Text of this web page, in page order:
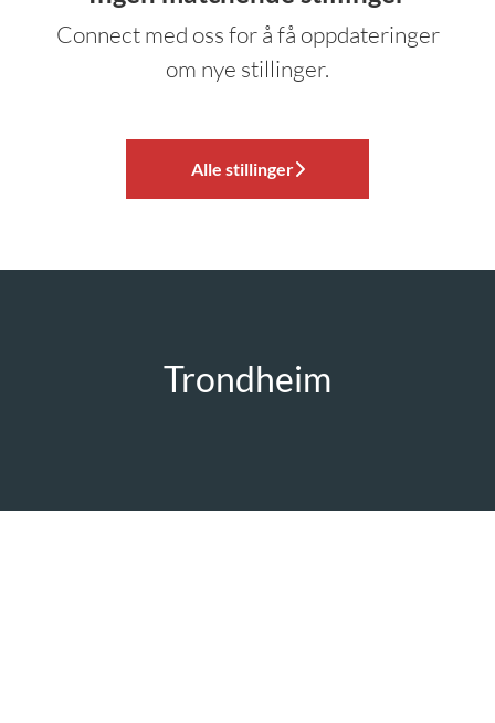
Connect med ossfor å få oppdateringer
om nye stillinger.
Alle stillinger
Trondheim